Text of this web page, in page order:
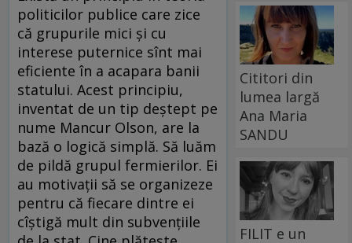
politicilor publice care zice
că grupurile mici şi cu
interese puternice sînt mai
eficiente în a acapara banii
statului. Acest principiu,
inventat de un tip deştept pe
nume Mancur Olson, are la
bază o logică simplă. Să luăm
de pildă grupul fermierilor. Ei
au motivaţii să se organizeze
pentru că fiecare dintre ei
cîştigă mult din subvenţiile
Cititori din
lumea largă
Ana Maria
SANDU
FILIT e un